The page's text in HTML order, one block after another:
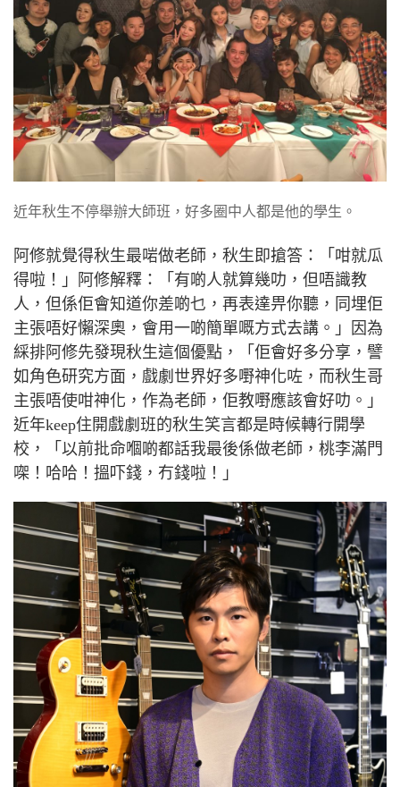
近年秋生不停舉辦大師班，好多圈中人都是他的學生。
阿修就覺得秋生最啱做老師，秋生即搶答：「咁就瓜
得啦！」阿修解釋：「有啲人就算幾叻，但唔識教
人，但係佢會知道你差啲乜，再表達畀你聽，同埋佢
主張唔好懶深奧，會用一啲簡單嘅方式去講。」因為
綵排阿修先發現秋生這個優點，「佢會好多分享，譬
如角色研究方面，戲劇世界好多嘢神化咗，而秋生哥
主張唔使咁神化，作為老師，佢教嘢應該會好叻。」
近年keep住開戲劇班的秋生笑言都是時候轉行開學
校，「以前批命嗰啲都話我最後係做老師，桃李滿門
㗎！哈哈！搵吓錢，冇錢啦！」